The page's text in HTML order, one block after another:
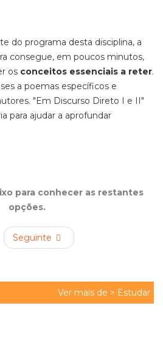
do programa desta disciplina, a
consegue, em poucos minutos,
os conceitos essenciais a reter.
a poemas específicos e
"Em Discurso Direto I e II"
para ajudar a aprofundar
para conhecer as restantes
opções.
Seguinte
Ver mais de > Estudar